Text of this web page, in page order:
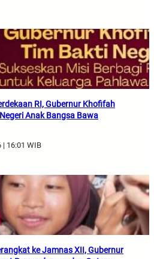
RI, Gubernur Khofifah
Anak Bangsa Bawa
| 16:01 WIB
ke Jamnas XII, Gubernur